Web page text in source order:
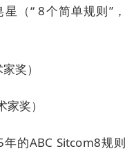
（“ 8个简单规则”，
奖）
奖）
的ABC Sitcom8规则